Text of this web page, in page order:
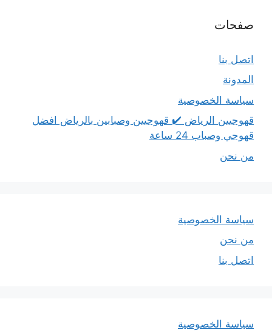
صفحات
اتصل بنا
المدونة
سياسة الخصوصية
قهوجيين الرياض ✔️ قهوجيين وصبابين بالرياض افضل
قهوجي وصباب 24 ساعة
من نحن
سياسة الخصوصية
من نحن
اتصل بنا
سياسة الخصوصية